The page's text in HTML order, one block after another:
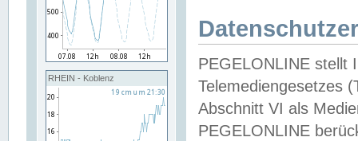
RHEIN - Koblenz
PEGELONLINE stellt
Telemediengesetzes
Abschnitt VI als
PEGELONLINE